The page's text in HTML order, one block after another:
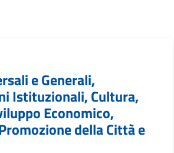
e Generali,
Istituzionali, Cultura,
Economico,
della Città e